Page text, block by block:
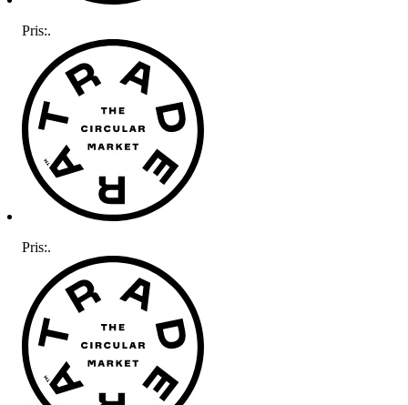
Pris:.
Pris:.